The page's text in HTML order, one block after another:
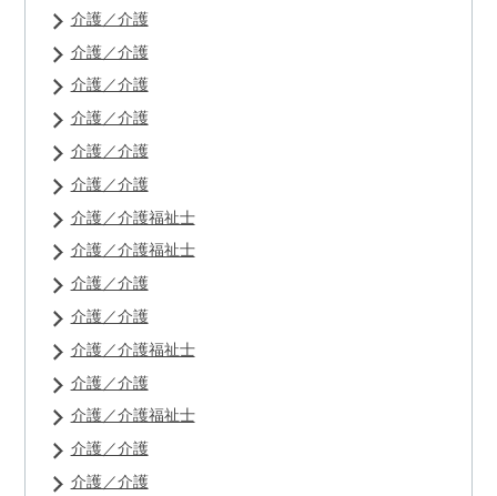
介護／介護
介護／介護
介護／介護
介護／介護
介護／介護
介護／介護
介護／介護福祉士
介護／介護福祉士
介護／介護
介護／介護
介護／介護福祉士
介護／介護
介護／介護福祉士
介護／介護
介護／介護